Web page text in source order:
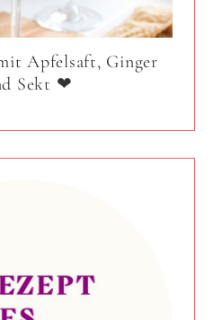
Apfelsaft, Ginger
Sekt ❤